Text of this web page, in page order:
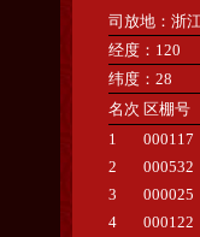
司放地：浙
经度：120
纬度：28
名次 区棚号
1
000117
2
000532
3
000025
4
000122